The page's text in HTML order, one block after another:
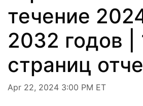
течение
2032 годов |
страниц
Apr 22, 2024 3:00 PM ET